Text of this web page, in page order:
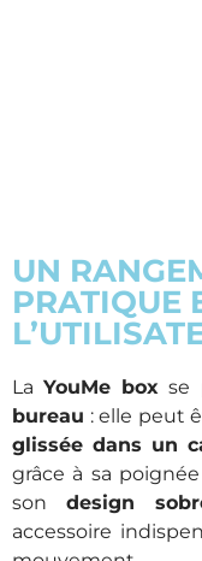
UN
PRATIQUE
LaYouMe box se
bureau : elle peut
glissée dans un
grâce à sa
sondesign
accessoire